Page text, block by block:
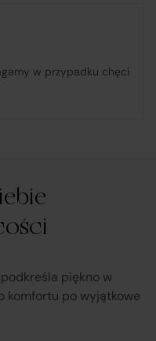
w przypadku chęci
piękno w
komfortu po wyjątkowe
Towaru z
towar wolny od wad
siebie usług
pośrednictwa;
odstąpienia od